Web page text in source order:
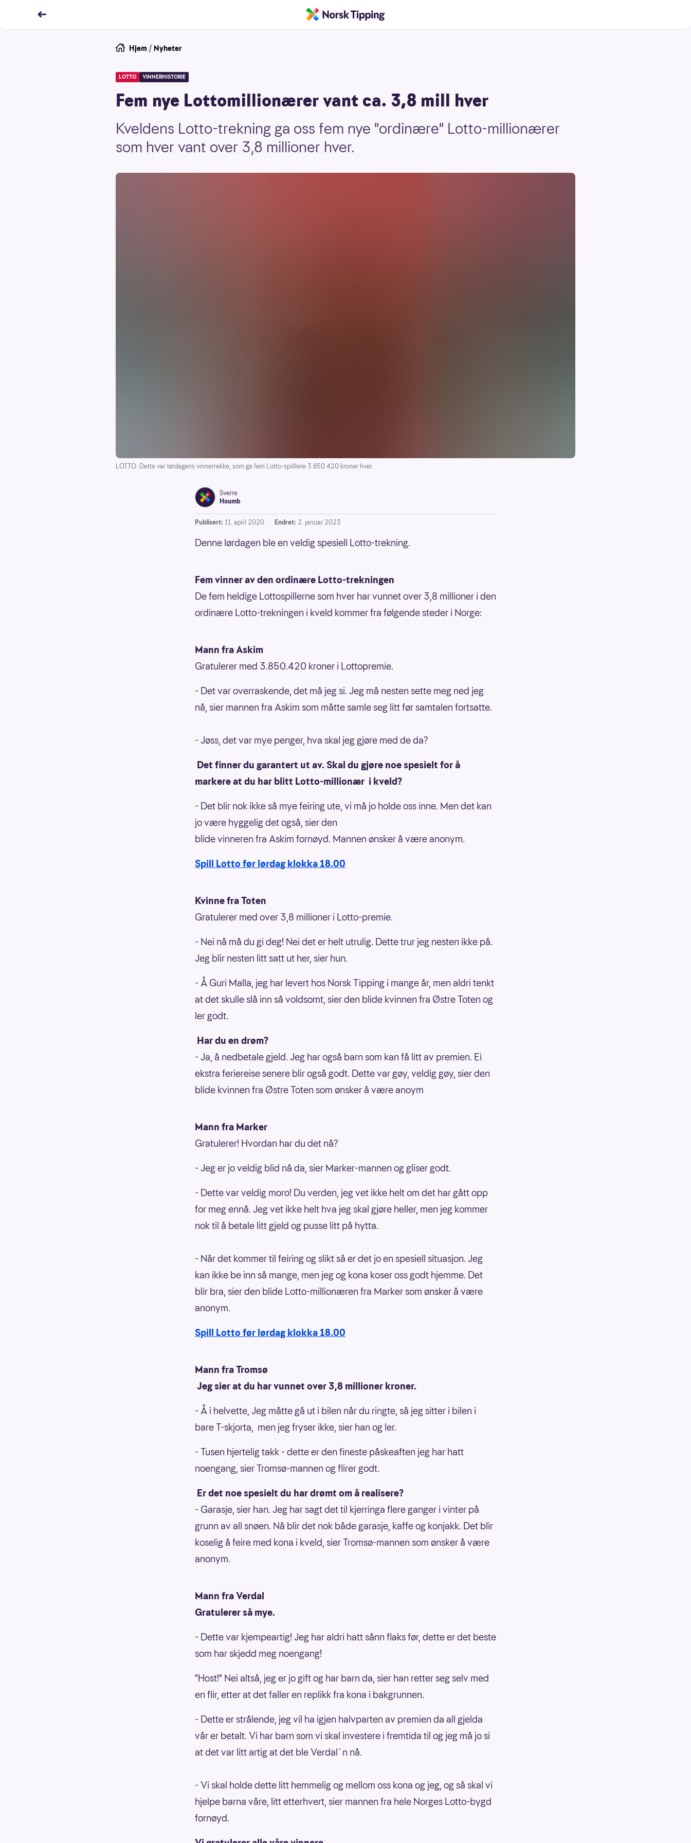
Hjem / Nyheter
LOTTO VINNERHISTORIE
Fem nye Lottomillionærer vant ca. 3,8 mill hver
Kveldens Lotto-trekning ga oss fem nye "ordinære" Lotto-millionærer
som hver vant over 3,8 millioner hver.
LOTTO: Dette var lørdagens vinnerrekke, som ga fem Lotto-spilllere 3.850.420 kroner hver.
Sverre
Houmb
Publisert: 11. april 2020 Endret: 2. januar 2023
Denne lørdagen ble en veldig spesiell Lotto-trekning.
Fem vinner av den ordinære Lotto-trekningen
De fem heldige Lottospillerne som hver har vunnet over 3,8 millioner i den
ordinære Lotto-trekningen i kveld kommer fra følgende steder i Norge:
Mann fra Askim
Gratulerer med 3.850.420 kroner i Lottopremie.
- Det var overraskende, det må jeg si. Jeg må nesten sette meg ned jeg
nå, sier mannen fra Askim som måtte samle seg litt før samtalen fortsatte.
- Jøss, det var mye penger, hva skal jeg gjøre med de da?
Det finner du garantert ut av. Skal du gjøre noe spesielt for å
markere at du har blitt Lotto-millionær i kveld?
- Det blir nok ikke så mye feiring ute, vi må jo holde oss inne. Men det kan
jo være hyggelig det også, sier den
blide vinneren fra Askim fornøyd. Mannen ønsker å være anonym.
Spill Lotto før lørdag klokka 18.00
Kvinne fra Toten
Gratulerer med over 3,8 millioner i Lotto-premie.
- Nei nå må du gi deg! Nei det er helt utrulig. Dette trur jeg nesten ikke på.
Jeg blir nesten litt satt ut her, sier hun.
- Å Guri Malla, jeg har levert hos Norsk Tipping i mange år, men aldri tenkt
at det skulle slå inn så voldsomt, sier den blide kvinnen fra Østre Toten og
ler godt.
Har du en drøm?
- Ja, å nedbetale gjeld. Jeg har også barn som kan få litt av premien. Ei
ekstra feriereise senere blir også godt. Dette var gøy, veldig gøy, sier den
blide kvinnen fra Østre Toten som ønsker å være anoym
Mann fra Marker
Gratulerer! Hvordan har du det nå?
- Jeg er jo veldig blid nå da, sier Marker-mannen og gliser godt.
- Dette var veldig moro! Du verden, jeg vet ikke helt om det har gått opp
for meg ennå. Jeg vet ikke helt hva jeg skal gjøre heller, men jeg kommer
nok til å betale litt gjeld og pusse litt på hytta.
- Når det kommer til feiring og slikt så er det jo en spesiell situasjon. Jeg
kan ikke be inn så mange, men jeg og kona koser oss godt hjemme. Det
blir bra, sier den blide Lotto-millionæren fra Marker som ønsker å være
anonym.
Spill Lotto før lørdag klokka 18.00
Mann fra Tromsø
Jeg sier at du har vunnet over 3,8 millioner kroner.
- Å i helvette, Jeg måtte gå ut i bilen når du ringte, så jeg sitter i bilen i
bare T-skjorta, men jeg fryser ikke, sier han og ler.
- Tusen hjertelig takk - dette er den fineste påskeaften jeg har hatt
noengang, sier Tromsø-mannen og flirer godt.
Er det noe spesielt du har drømt om å realisere?
- Garasje, sier han. Jeg har sagt det til kjerringa flere ganger i vinter på
grunn av all snøen. Nå blir det nok både garasje, kaffe og konjakk. Det blir
koselig å feire med kona i kveld, sier Tromsø-mannen som ønsker å være
anonym.
Mann fra Verdal
Gratulerer så mye.
- Dette var kjempeartig! Jeg har aldri hatt sånn flaks før, dette er det beste
som har skjedd meg noengang!
"Host!" Nei altså, jeg er jo gift og har barn da, sier han retter seg selv med
en flir, etter at det faller en replikk fra kona i bakgrunnen.
- Dette er strålende, jeg vil ha igjen halvparten av premien da all gjelda
vår er betalt. Vi har barn som vi skal investere i fremtida til og jeg må jo si
at det var litt artig at det ble Verdal`n nå.
- Vi skal holde dette litt hemmelig og mellom oss kona og jeg, og så skal vi
hjelpe barna våre, litt etterhvert, sier mannen fra hele Norges Lotto-bygd
fornøyd.